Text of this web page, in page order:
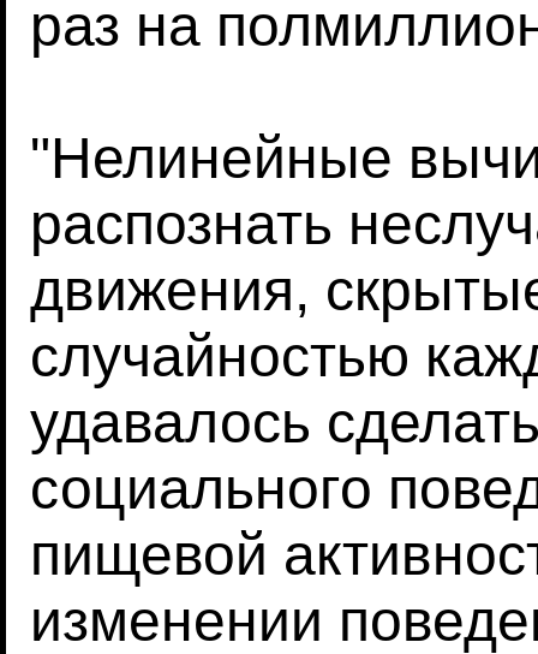
раз на
"Нелинейные
распознать
движения,
случайностью
удавалось
социального
пищевой
изменении